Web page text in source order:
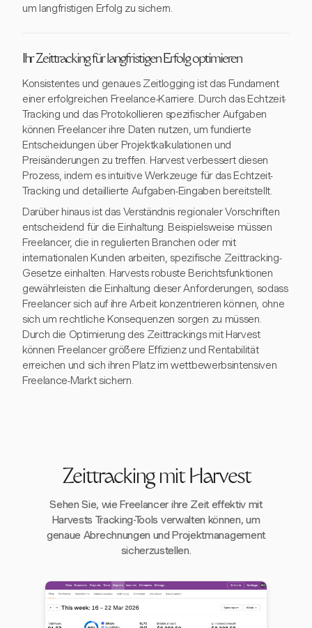
um langfristigen Erfolg zu sichern.
Ihr Zeittracking für langfristigen Erfolg optimieren
Konsistentes und genaues Zeitlogging ist das Fundament
einer erfolgreichen Freelance-Karriere. Durch das Echtzeit-
Tracking und das Protokollieren spezifischer Aufgaben
können Freelancer ihre Daten nutzen, um fundierte
Entscheidungen über Projektkalkulationen und
Preisänderungen zu treffen. Harvest verbessert diesen
Prozess, indem es intuitive Werkzeuge für das Echtzeit-
Tracking und detaillierte Aufgaben-Eingaben bereitstellt.
Darüber hinaus ist das Verständnis regionaler Vorschriften
entscheidend für die Einhaltung. Beispielsweise müssen
Freelancer, die in regulierten Branchen oder mit
internationalen Kunden arbeiten, spezifische Zeittracking-
Gesetze einhalten. Harvests robuste Berichtsfunktionen
gewährleisten die Einhaltung dieser Anforderungen, sodass
Freelancer sich auf ihre Arbeit konzentrieren können, ohne
sich um rechtliche Konsequenzen sorgen zu müssen.
Durch die Optimierung des Zeittrackings mit Harvest
können Freelancer größere Effizienz und Rentabilität
erreichen und sich ihren Platz im wettbewerbsintensiven
Freelance-Markt sichern.
Zeittracking mit Harvest
Sehen Sie, wie Freelancer ihre Zeit effektiv mit
Harvests Tracking-Tools verwalten können, um
genaue Abrechnungen und Projektmanagement
sicherzustellen.